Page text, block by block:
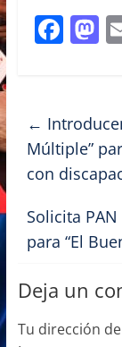
F
e
b
o
o
k
o
d
o
n
←
Múltiple”
con
Solicita
para “El
Deja un
Tu dirección